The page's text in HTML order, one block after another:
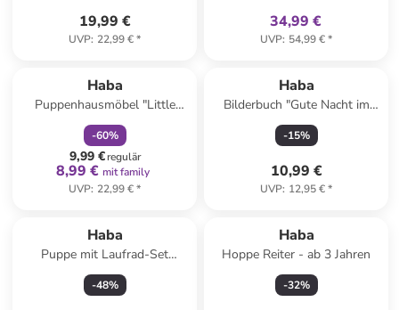
19,99 €
UVP: 22,99 €*
34,99 €
UVP: 54,99 €*
Haba
Puppenhausmöbel "Little
Friends" - ab 3 Jahren
-60%
9,99 €regulär
8,99 € mit family
UVP: 22,99 €*
Haba
Bilderbuch "Gute Nacht im
Meer" - ab 2 Jahren
-15%
10,99 €
UVP: 12,95 €*
Haba
Puppe mit Laufrad-Set
"Annelie" - ab 18 Monaten
-48%
Haba
Hoppe Reiter - ab 3 Jahren
-32%